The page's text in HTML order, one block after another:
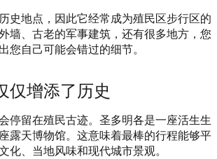
史地点，因此它经常成为殖民区步行区的
墙、古老的军事建筑，还有很多地方，您
您自己可能会错过的细节。
仅增添了历史
停留在殖民古迹。圣多明各是一座活生生
露天博物馆。这意味着最棒的行程能够平
化、当地风味和现代城市景观。